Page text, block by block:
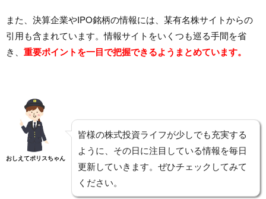
また、決算企業やIPO銘柄の情報には、某有名株サイトからの
引用も含まれています。情報サイトをいくつも巡る手間を省
き、 重要ポイントを一目で把握できるようまとめています。
おしえてポリスちゃん
皆様の株式投資ライフが少しでも充実する
ように、その日に注目している情報を毎日
更新していきます。ぜひチェックしてみて
ください。